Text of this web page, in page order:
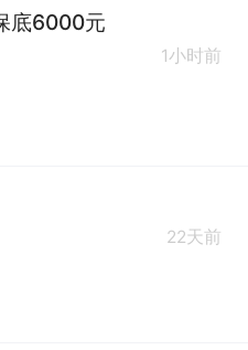
底6000元
1小时前
22天前